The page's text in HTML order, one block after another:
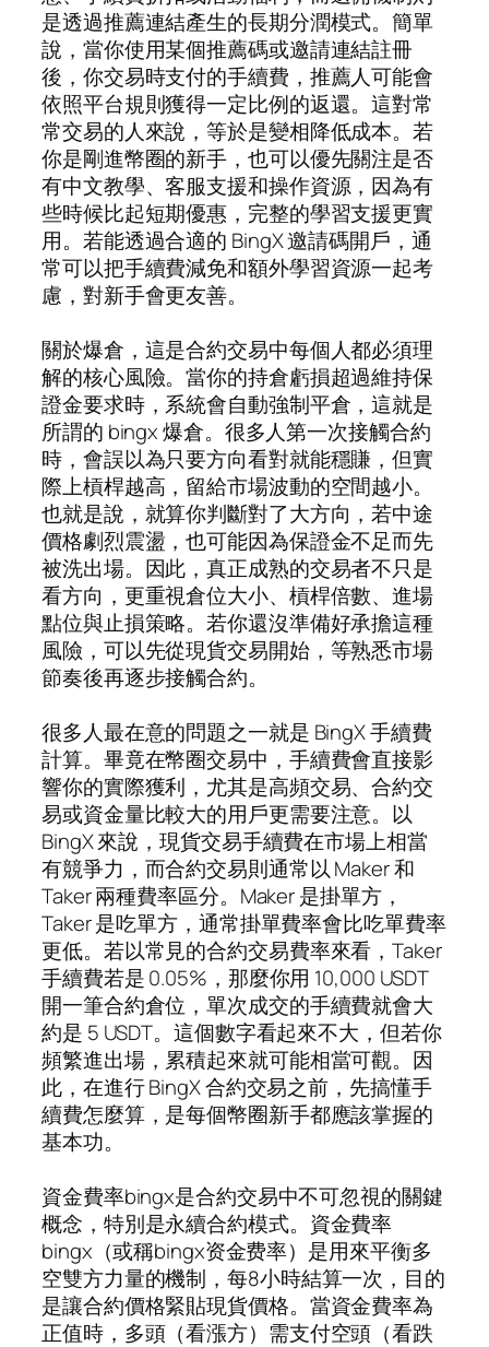
是透過推薦連結產生的長期分潤模式。簡單
說，當你使用某個推薦碼或邀請連結註冊
後，你交易時支付的手續費，推薦人可能會
依照平台規則獲得一定比例的返還。這對常
常交易的人來說，等於是變相降低成本。若
你是剛進幣圈的新手，也可以優先關注是否
有中文教學、客服支援和操作資源，因為有
些時候比起短期優惠，完整的學習支援更實
用。若能透過合適的 BingX 邀請碼開戶，通
常可以把手續費減免和額外學習資源一起考
慮，對新手會更友善。
關於爆倉，這是合約交易中每個人都必須理
解的核心風險。當你的持倉虧損超過維持保
證金要求時，系統會自動強制平倉，這就是
所謂的 bingx 爆倉。很多人第一次接觸合約
時，會誤以為只要方向看對就能穩賺，但實
際上槓桿越高，留給市場波動的空間越小。
也就是說，就算你判斷對了大方向，若中途
價格劇烈震盪，也可能因為保證金不足而先
被洗出場。因此，真正成熟的交易者不只是
看方向，更重視倉位大小、槓桿倍數、進場
點位與止損策略。若你還沒準備好承擔這種
風險，可以先從現貨交易開始，等熟悉市場
節奏後再逐步接觸合約。
很多人最在意的問題之一就是 BingX 手續費
計算。畢竟在幣圈交易中，手續費會直接影
響你的實際獲利，尤其是高頻交易、合約交
易或資金量比較大的用戶更需要注意。以
BingX 來說，現貨交易手續費在市場上相當
有競爭力，而合約交易則通常以 Maker 和
Taker 兩種費率區分。Maker 是掛單方，
Taker 是吃單方，通常掛單費率會比吃單費率
更低。若以常見的合約交易費率來看，Taker
手續費若是 0.05%，那麼你用 10,000 USDT
開一筆合約倉位，單次成交的手續費就會大
約是 5 USDT。這個數字看起來不大，但若你
頻繁進出場，累積起來就可能相當可觀。因
此，在進行 BingX 合約交易之前，先搞懂手
續費怎麼算，是每個幣圈新手都應該掌握的
基本功。
資金費率bingx是合約交易中不可忽視的關鍵
概念，特別是永續合約模式。資金費率
bingx（或稱bingx资金费率）是用來平衡多
空雙方力量的機制，每8小時結算一次，目的
是讓合約價格緊貼現貨價格。當資金費率為
正值時，多頭（看漲方）需支付空頭（看跌